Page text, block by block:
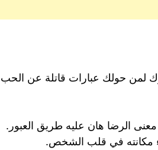
لمن حولك عبارات قاتلة عن الحب
الرضا هان عليه طريق العبور.
مكانته في قلب الشخص.